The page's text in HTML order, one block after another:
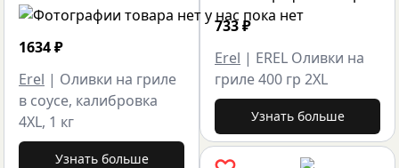
1634₽
Erel | Оливки на гриле
в соусе, калибровка
4XL, 1 кг
Узнать больше
733₽
Erel | EREL Оливки на
гриле 400 гр 2XL
Узнать больше